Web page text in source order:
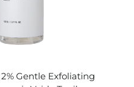
Gentle Exfoliating